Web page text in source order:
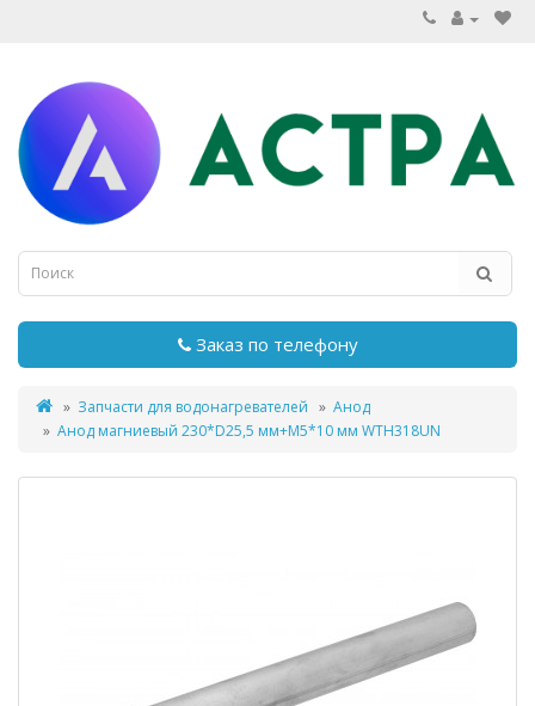
Заказ по телефону
Запчасти для водонагревателей
Анод
Анод магниевый 230*D25,5 мм+М5*10 мм WTH318UN